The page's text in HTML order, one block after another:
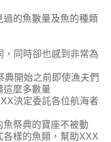
的魚數量及魚的種類
，同時卻也感到非常為
典開始之前即使漁夫們
這麼多數量
決定委託各位航海者
祭典的寶座不被動
樣的魚類，幫助XXX